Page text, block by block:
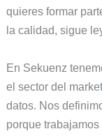
quieres formar
la calidad, sigue
En Sekuenz
el sector del
datos. Nos
porque